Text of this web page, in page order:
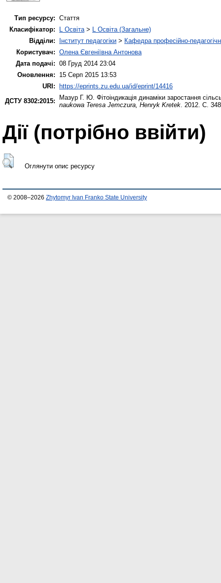
Тип ресурсу: Стаття
Класифікатор:
L Освіта> L Освіта (Загальне)
Відділи:
Інститут педагогіки > Кафедра професійно-
Користувач: Олена Євгеніївна Антонова
Дата подачі: 08 Груд 2014 23:04
Оновлення:
15 Серп 2015 13:53
URI:
https://eprints.zu.edu.ua/id/eprint/14416
ДСТУ 8302:2015:
Мазур Г. Ю. Фітоіндикація динаміки заростання
naukowa Teresa Jemczura, Henryk Kretek. 2012. С.
Дії ​​(потрібно ввійти)
Оглянути опис ресурсу
© 2008–2026 Zhytomyr Ivan Franko State University